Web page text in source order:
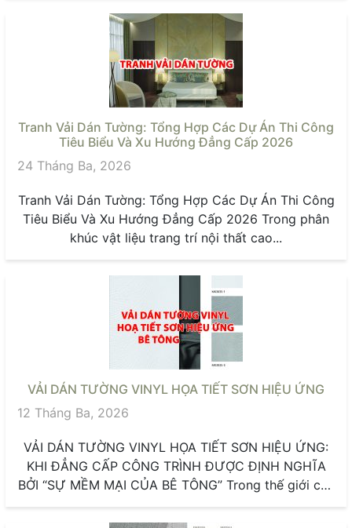
Tranh Vải Dán Tường: Tổng Hợp Các Dự Án Thi Công
Tiêu Biểu Và Xu Hướng Đẳng Cấp 2026
24 Tháng Ba, 2026
Tranh Vải Dán Tường: Tổng Hợp Các Dự Án Thi Công
Tiêu Biểu Và Xu Hướng Đẳng Cấp 2026 Trong phân
khúc vật liệu trang trí nội thất cao...
VẢI DÁN TƯỜNG VINYL HỌA TIẾT SƠN HIỆU ỨNG
12 Tháng Ba, 2026
VẢI DÁN TƯỜNG VINYL HỌA TIẾT SƠN HIỆU ỨNG:
KHI ĐẲNG CẤP CÔNG TRÌNH ĐƯỢC ĐỊNH NGHĨA
BỞI “SỰ MỀM MẠI CỦA BÊ TÔNG” Trong thế giới của